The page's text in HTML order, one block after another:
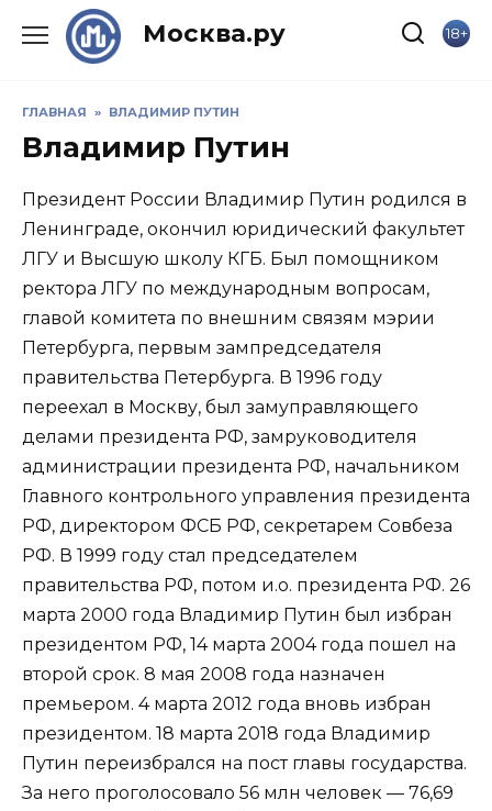
Москва.ру 18+
ГЛАВНАЯ » ВЛАДИМИР ПУТИН
Владимир Путин
Президент России Владимир Путин родился в
Ленинграде, окончил юридический факультет
ЛГУ и Высшую школу КГБ. Был помощником
ректора ЛГУ по международным вопросам,
главой комитета по внешним связям мэрии
Петербурга, первым зампредседателя
правительства Петербурга. В 1996 году
переехал в Москву, был замуправляющего
делами президента РФ, замруководителя
администрации президента РФ, начальником
Главного контрольного управления президента
РФ, директором ФСБ РФ, секретарем Совбеза
РФ. В 1999 году стал председателем
правительства РФ, потом и.о. президента РФ. 26
марта 2000 года Владимир Путин был избран
президентом РФ, 14 марта 2004 года пошел на
второй срок. 8 мая 2008 года назначен
премьером. 4 марта 2012 года вновь избран
президентом. 18 марта 2018 года Владимир
Путин переизбрался на пост главы государства.
За него проголосовало 56 млн человек — 76,69